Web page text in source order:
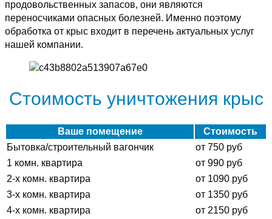
продовольственных запасов, они являются
переносчиками опасных болезней. Именно поэтому
обработка от крыс входит в перечень актуальных услуг
нашей компании.
Стоимость уничтожения крыс
Ваше помещение
Стоимость
Бытовка/строительный вагончик
от 750 руб
1 комн. квартира
от 990 руб
2-х комн. квартира
от 1090 руб
3-х комн. квартира
от 1350 руб
4-х комн. квартира
от 2150 руб